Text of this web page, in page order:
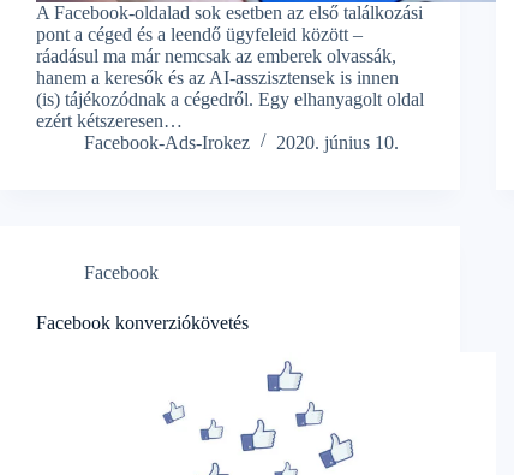
A Facebook-oldalad sok esetben az első találkozási
pont a céged és a leendő ügyfeleid között –
ráadásul ma már nemcsak az emberek olvassák,
hanem a keresők és az AI-asszisztensek is innen
(is) tájékozódnak a cégedről. Egy elhanyagolt oldal
ezért kétszeresen…
Facebook-Ads-Irokez
2020. június 10.
Facebook
Facebook konverziókövetés